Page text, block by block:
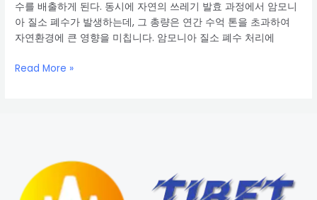
특
성
응
수를 배출하게 된다. 동시에 자연의 쓰레기 발효 과정에서 암모니
아 질소 폐수가 발생하는데, 그 총량은 연간 수억 톤을 초과하여
자연환경에 큰 영향을 미칩니다. 암모니아 질소 폐수 처리에
암
처
Read More »